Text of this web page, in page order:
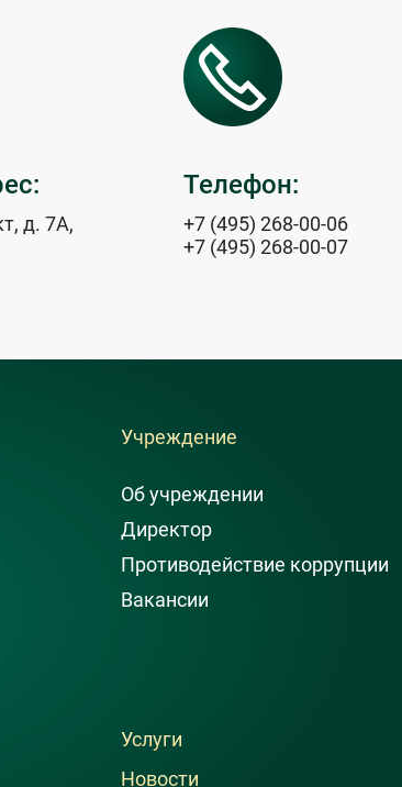
д. 7А,
Телефон:
+7 (495) 268-00-06
+7 (495) 268-00-07
Учреждение
Об учреждении
Директор
Противодействие коррупции
Вакансии
Услуги
Новости